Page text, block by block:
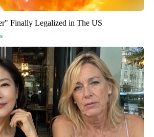
Finally Legalized in The US